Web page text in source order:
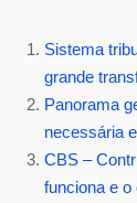
Sistema
grande
Panorama
necessária
CBS –
funciona e o